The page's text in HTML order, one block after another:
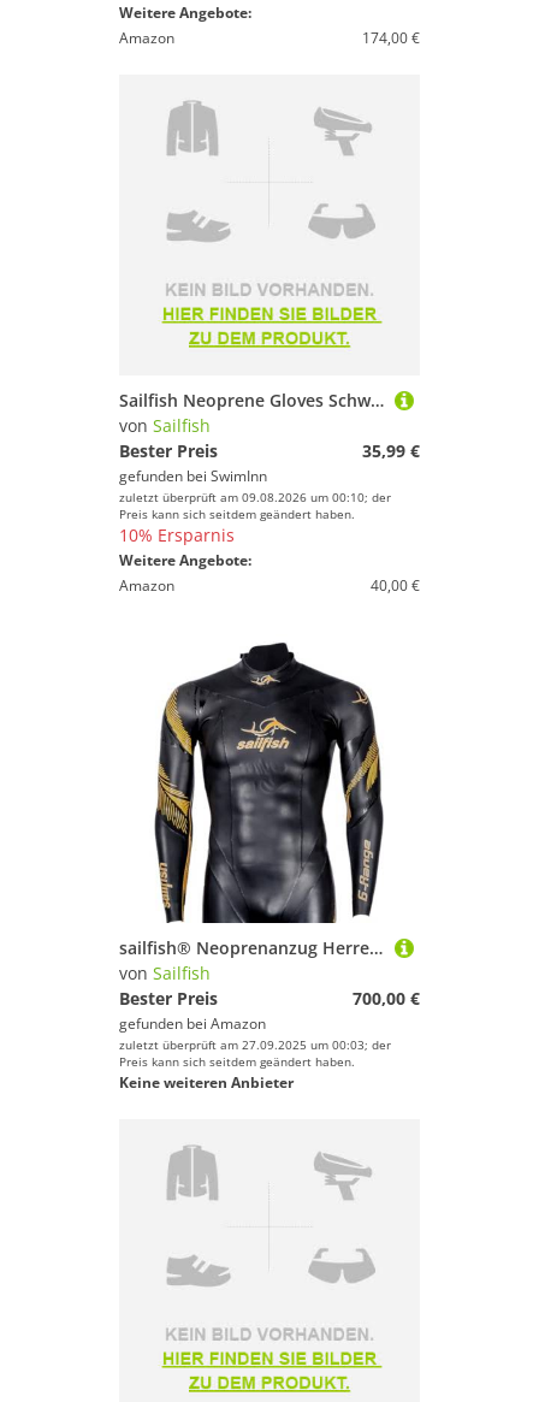
Weitere Angebote:
Amazon
174,00 €
Sailfish Neoprene Gloves Schwarz S
von Sailfish
Bester Preis
35,99 €
gefunden bei SwimInn
zuletzt überprüft am 09.08.2026 um 00:10; der
Preis kann sich seitdem geändert haben.
10% Ersparnis
Weitere Angebote:
Amazon
40,00 €
sailfish® Neoprenanzug Herren | G-Range 9 Triathlon Anzug für Athleten | Premium Hochleistungsanzug für Schwimmen & Triathlon | Ultraleichtes Neopren für maximale Flexibilität
von Sailfish
Bester Preis
700,00 €
gefunden bei Amazon
zuletzt überprüft am 27.09.2025 um 00:03; der
Preis kann sich seitdem geändert haben.
Keine weiteren Anbieter